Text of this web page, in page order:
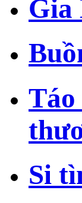
Gia
Si